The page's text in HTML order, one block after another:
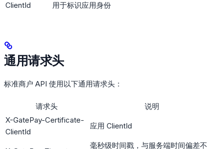
ClientId
用于标识应用身份
通用请求头
标准商户 API 使用以下通用请求头：
请求头
说明
X-GatePay-Certificate-
ClientId
应用 ClientId
毫秒级时间戳，与服务端时间偏差不